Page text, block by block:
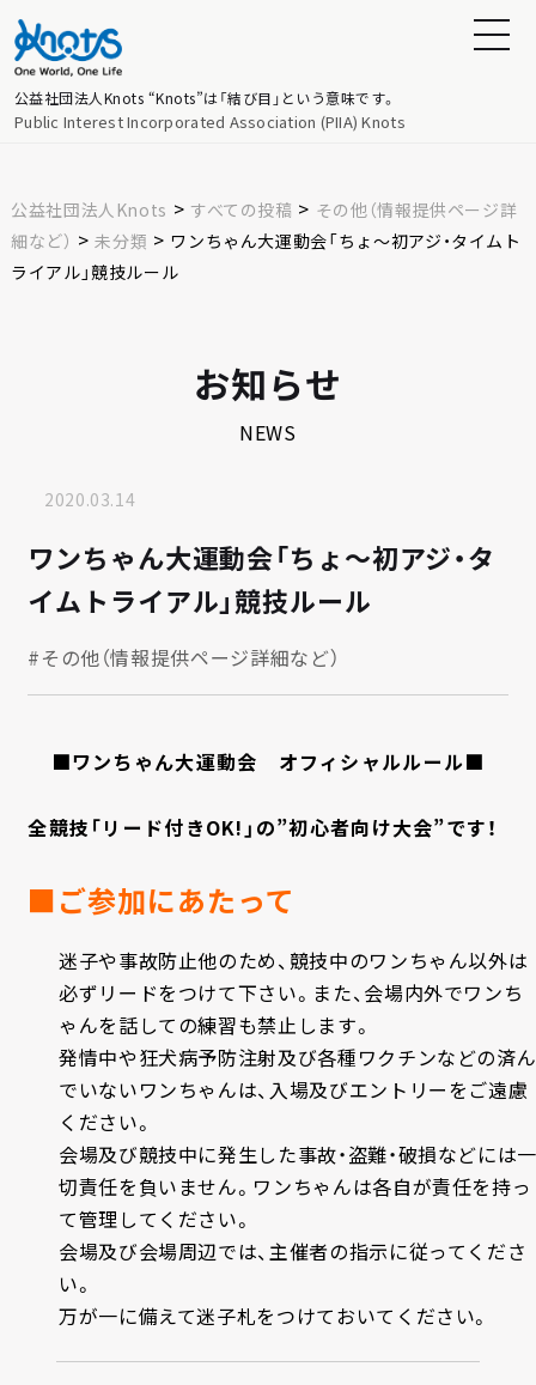
公益社団法人Knots “Knots”は「結び目」という意味です。
Public Interest Incorporated Association (PIIA) Knots
公益社団法人Knots > すべての投稿 > その他（情報提供ページ詳
細など） >未分類 > ワンちゃん大運動会「ちょ〜初アジ・タイムト
ライアル」競技ルール
お知らせ
NEWS
2020.03.14
ワンちゃん大運動会「ちょ〜初アジ・タ
イムトライアル」競技ルール
#その他（情報提供ページ詳細など）
■ワンちゃん大運動会 オフィシャルルール■
全競技「リード付きOK!」の”初心者向け大会”です！
■ご参加にあたって
迷子や事故防止他のため、競技中のワンちゃん以外は
必ずリードをつけて下さい。また、会場内外でワンち
ゃんを話しての練習も禁止します。
発情中や狂犬病予防注射及び各種ワクチンなどの済ん
でいないワンちゃんは、入場及びエントリーをご遠慮
ください。
会場及び競技中に発生した事故・盗難・破損などには一
切責任を負いません。ワンちゃんは各自が責任を持っ
て管理してください。
会場及び会場周辺では、主催者の指示に従ってくださ
い。
万が一に備えて迷子札をつけておいてください。